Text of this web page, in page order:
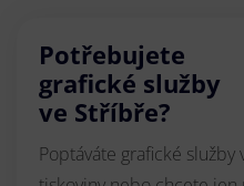
Potřebujete
grafické služby
ve Stříbře?
Poptáváte grafické